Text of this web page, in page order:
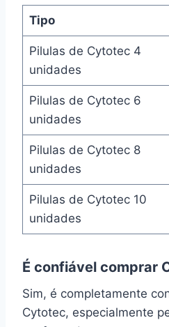
Tipo
Pilulas de Cytotec 4
unidades
Pilulas de Cytotec 6
unidades
Pilulas de Cytotec 8
unidades
Pilulas de Cytotec 10
unidades
É confiável comprar
Sim, é completamente
Cytotec, especialmente